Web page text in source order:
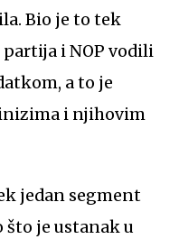
Bio je to tek
partija i NOP vodili
a to je
i njihovim
jedan segment
je ustanak u